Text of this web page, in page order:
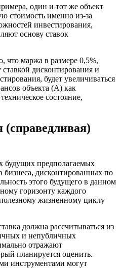
один и тот же объект
стоимость именно из-за
инвестирования,
основу ставок
что маржа в размере 0,5%,
дисконтирования и
будет увеличиваться
объекта (A) как
состояние,
(справедливая)
будущих предполагаемых
дисконтированных по
этого будущего в данном
горизонту каждого
жизненному циклу
должна рассчитываться из
и непубличных
отражают
планируется оценить.
инструментами могут